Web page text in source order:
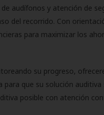
audífonos y atención de
del recorrido. Con
para maximizar los
su progreso,
que su solución auditiva
posible con atención